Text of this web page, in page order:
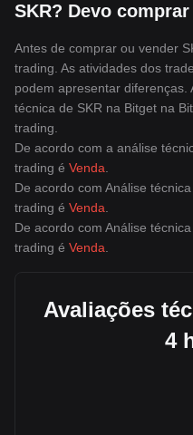
SKR? Devo
Antes de comprar ou vender
trading. As atividades dos
podem apresentar diferenças.
técnica de SKR na Bitget na
trading.
De acordo com a análise
trading é Venda
De acordo com Análise
trading é Venda
De acordo com Análise
trading é Venda
Avaliações
4